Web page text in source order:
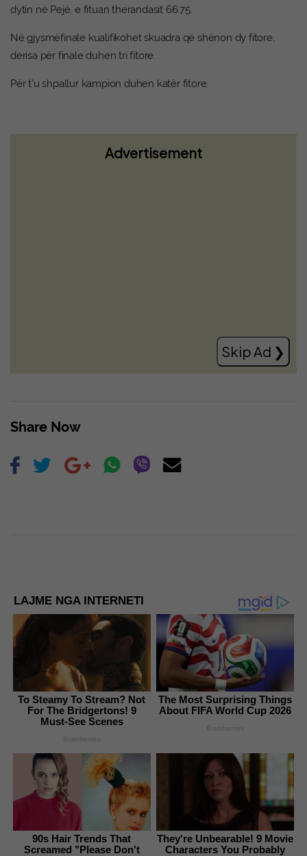
dytin në Pejë, e fituan therandasit 66:75.
Në gjysmëfinale kualifikohet skuadra që shënon dy fitore,
derisa për finale duhen tri fitore.
Për t’u shpallur kampion duhen katër fitore.
Advertisement
Skip Ad ❯
Share Now
LAJME NGA INTERNETI
To Steamy To Stream? Not
For The Bridgertons! 9
Must-See Scenes
Brainberries
The Most Surprising Things
About FIFA World Cup 2026
Brainberries
90s Hair Trends That
Screamed "Please Don't
They're Unbearable! 9 Movie
Characters You Probably